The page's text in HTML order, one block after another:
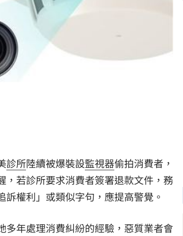
診所陸續被爆裝設監視器偷拍消費者，
，若診所要求消費者簽署退款文件，務
權利」或類似字句，應提高警覺。
多年處理消費糾紛的經驗，惡質業者會